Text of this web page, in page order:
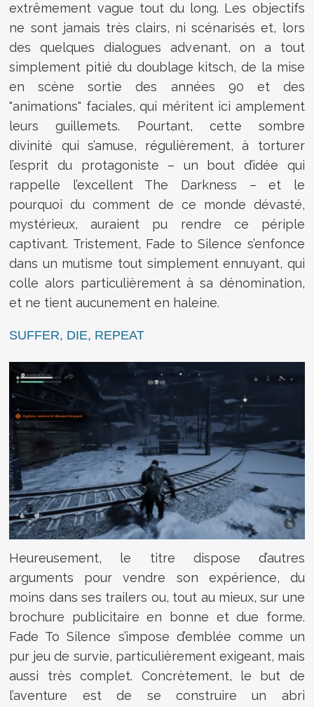
extrêmement vague tout du long. Les objectifs
ne sont jamais très clairs, ni scénarisés et, lors
des quelques dialogues advenant, on a tout
simplement pitié du doublage kitsch, de la mise
en scène sortie des années 90 et des
"animations" faciales, qui méritent ici amplement
leurs guillemets. Pourtant, cette sombre
divinité qui s’amuse, régulièrement, à torturer
l’esprit du protagoniste – un bout d’idée qui
rappelle l’excellent The Darkness – et le
pourquoi du comment de ce monde dévasté,
mystérieux, auraient pu rendre ce périple
captivant. Tristement, Fade to Silence s’enfonce
dans un mutisme tout simplement ennuyant, qui
colle alors particulièrement à sa dénomination,
et ne tient aucunement en haleine.
SUFFER, DIE, REPEAT
Heureusement, le titre dispose d’autres
arguments pour vendre son expérience, du
moins dans ses trailers ou, tout au mieux, sur une
brochure publicitaire en bonne et due forme.
Fade To Silence s’impose d’emblée comme un
pur jeu de survie, particulièrement exigeant, mais
aussi très complet. Concrètement, le but de
l’aventure est de se construire un abri